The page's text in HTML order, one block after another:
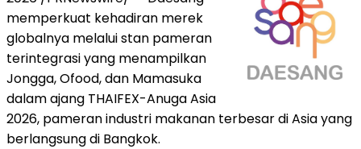
memperkuat kehadiran merek
globalnya melalui stan pameran
terintegrasi yang menampilkan
Jongga, Ofood, dan Mamasuka
dalam ajang THAIFEX-Anuga Asia
2026, pameran industri makanan terbesar di Asia yang
berlangsung di Bangkok.